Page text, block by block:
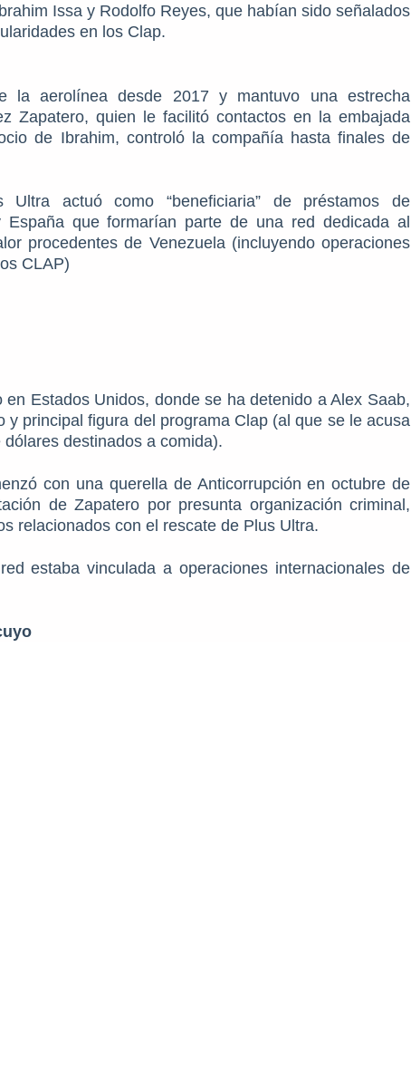
Issa y Rodolfo Reyes, que habían sido señalados
en los Clap.
la aerolínea desde 2017 y mantuvo una estrecha
Zapatero, quien le facilitó contactos en la embajada
de Ibrahim, controló la compañía hasta finales de
actuó como “beneficiaria” de préstamos de
que formarían parte de una red dedicada al
procedentes de Venezuela (incluyendo operaciones
CLAP)
Estados Unidos, donde se ha detenido a Alex Saab,
y principal figura del programa Clap (al que se le acusa
destinados a comida).
con una querella de Anticorrupción en octubre de
de Zapatero por presunta organización criminal,
relacionados con el rescate de Plus Ultra.
estaba vinculada a operaciones internacionales de